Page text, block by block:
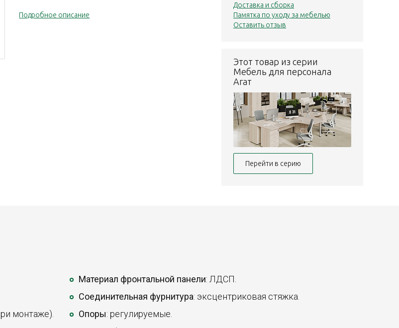
Подробное описание
Доставка и сборка
Памятка по уходу за мебелью
Оставить отзыв
Этот товар из серии
Мебель для персонала
Агат
Перейти в серию
монтаже).
Материал фронтальной панели: ЛДСП.
Соединительная фурнитура: эксцентриковая стяжка.
Опоры: регулируемые.